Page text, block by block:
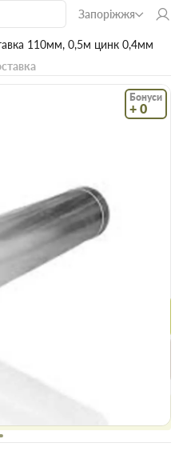
Запоріжжя
110мм, 0,5м цинк 0,4мм
Бонуси
+ 0
0,5м цинк 0,4мм
єВідновлення Доставка НП